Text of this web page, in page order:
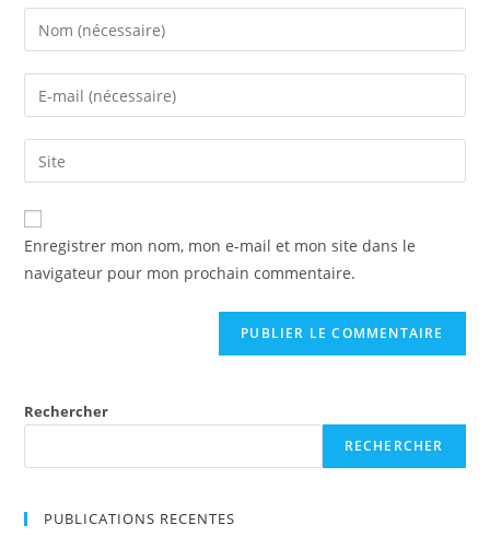
Enregistrer mon nom, mon e-mail et mon site dans le
navigateur pour mon prochain commentaire.
Rechercher
RECHERCHER
PUBLICATIONS RECENTES